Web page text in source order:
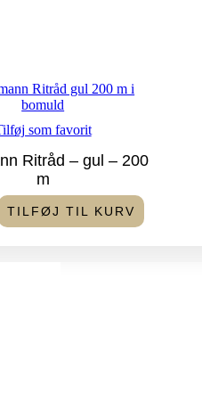
som favorit
Ritråd – gul – 200
m
TILFØJ TIL KURV